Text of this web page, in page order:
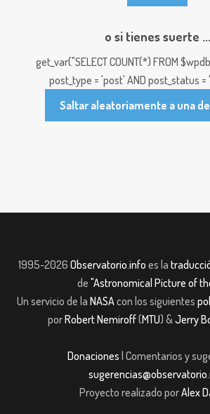
o si tienes suerte ...
get_var("SELECT COUNT(*) FROM
post_type = 'post' AND post_status =
Saltar aleatoriamente a una
1995-2026 Observatorio.info es la
de "Astronomical Picture of
Un servicio de la NASAcon los siguientes
porRobert Nemiroff(MTU) &Jerry
Donaciones | Comentarios y
Proyecto realizado porAlex